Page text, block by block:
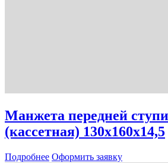
Манжета передней
(кассетная) 130х160х14,5
Подробнее Оформить заявку